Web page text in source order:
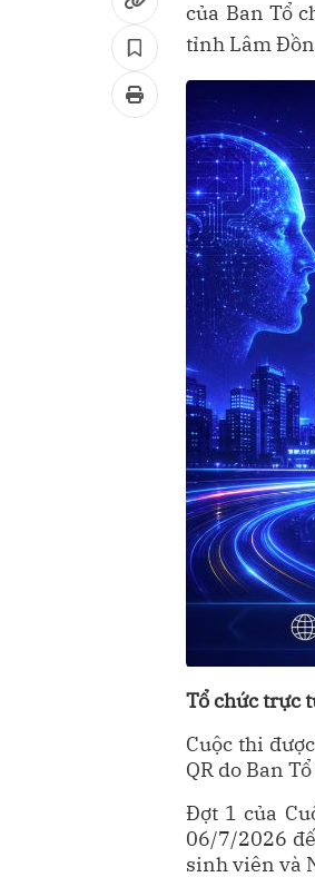
của Ban Tổ
tỉnh Lâm
Tổ chức trực
Cuộc thi
QR do Ban
Đợt 1 của
06/7/2026
sinh viên và